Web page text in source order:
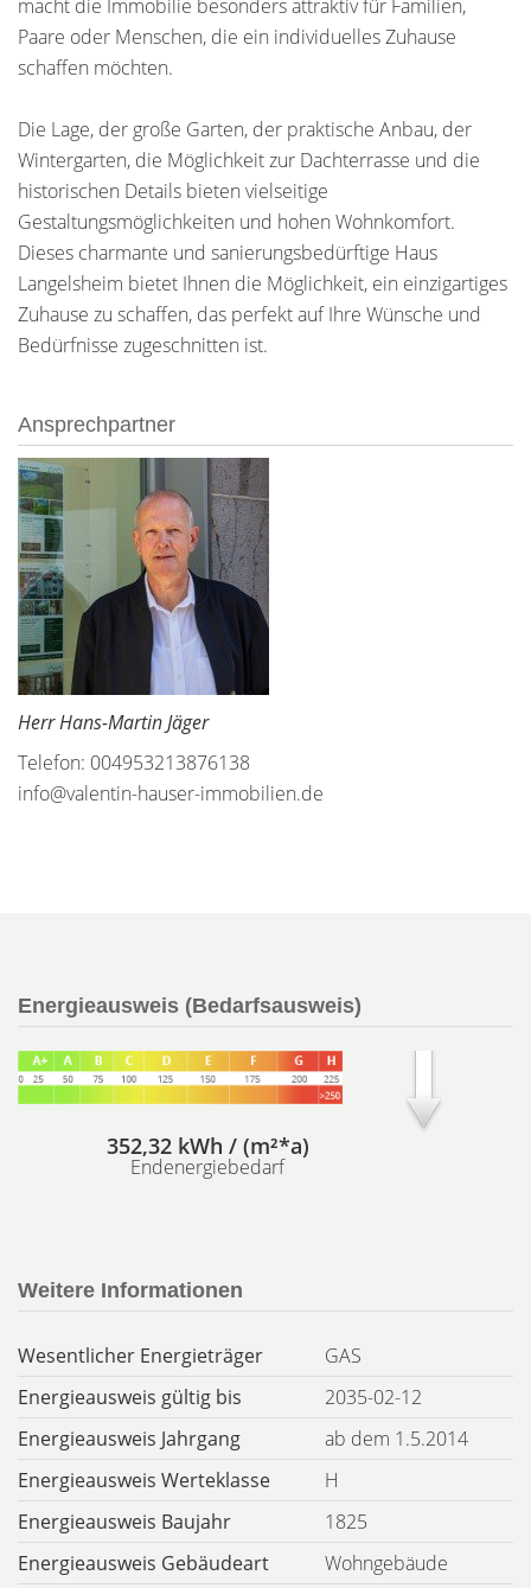
macht die Immobilie besonders attraktiv für Familien,
Paare oder Menschen, die ein individuelles Zuhause
schaffen möchten.
Die Lage, der große Garten, der praktische Anbau, der
Wintergarten, die Möglichkeit zur Dachterrasse und die
historischen Details bieten vielseitige
Gestaltungsmöglichkeiten und hohen Wohnkomfort.
Dieses charmante und sanierungsbedürftige Haus
Langelsheim bietet Ihnen die Möglichkeit, ein einzigartiges
Zuhause zu schaffen, das perfekt auf Ihre Wünsche und
Bedürfnisse zugeschnitten ist.
Ansprechpartner
Herr Hans-Martin Jäger
Telefon: 004953213876138
info@valentin-hauser-immobilien.de
Energieausweis (Bedarfsausweis)
352,32 kWh / (m²*a)
Endenergiebedarf
Weitere Informationen
Wesentlicher Energieträger
GAS
Energieausweis gültig bis
2035-02-12
Energieausweis Jahrgang
ab dem 1.5.2014
Energieausweis Werteklasse
H
Energieausweis Baujahr
1825
Energieausweis Gebäudeart
Wohngebäude